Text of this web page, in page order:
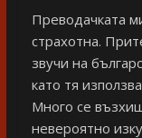
Преводачката
страхотна.
звучи на
като тя
Много се
невероятно